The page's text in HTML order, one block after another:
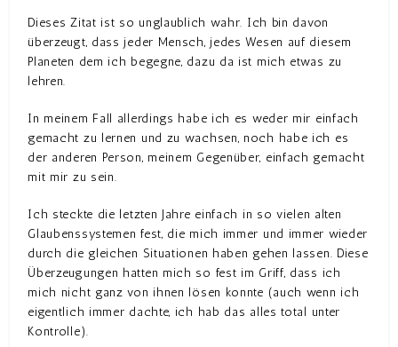
Dieses Zitat ist so unglaublich wahr. Ich bin davon
überzeugt, dass jeder Mensch, jedes Wesen auf diesem
Planeten dem ich begegne, dazu da ist mich etwas zu
lehren.
In meinem Fall allerdings habe ich es weder mir einfach
gemacht zu lernen und zu wachsen, noch habe ich es
der anderen Person, meinem Gegenüber, einfach gemacht
mit mir zu sein.
Ich steckte die letzten Jahre einfach in so vielen alten
Glaubenssystemen fest, die mich immer und immer wieder
durch die gleichen Situationen haben gehen lassen. Diese
Überzeugungen hatten mich so fest im Griff, dass ich
mich nicht ganz von ihnen lösen konnte (auch wenn ich
eigentlich immer dachte, ich hab das alles total unter
Kontrolle).